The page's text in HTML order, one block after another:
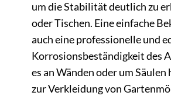
um die Stabilität deutlich zu
oder Tischen. Eine einfache
auch eine professionelle und
Korrosionsbeständigkeit des
es an Wänden oder um
zur Verkleidung von